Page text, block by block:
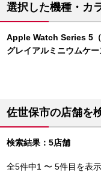
選択した機種・カ
Apple Watch Series 5
グレイアルミニウムケ
佐世保市の店舗を
検索結果：5店舗
全5件中1 〜 5件目を表